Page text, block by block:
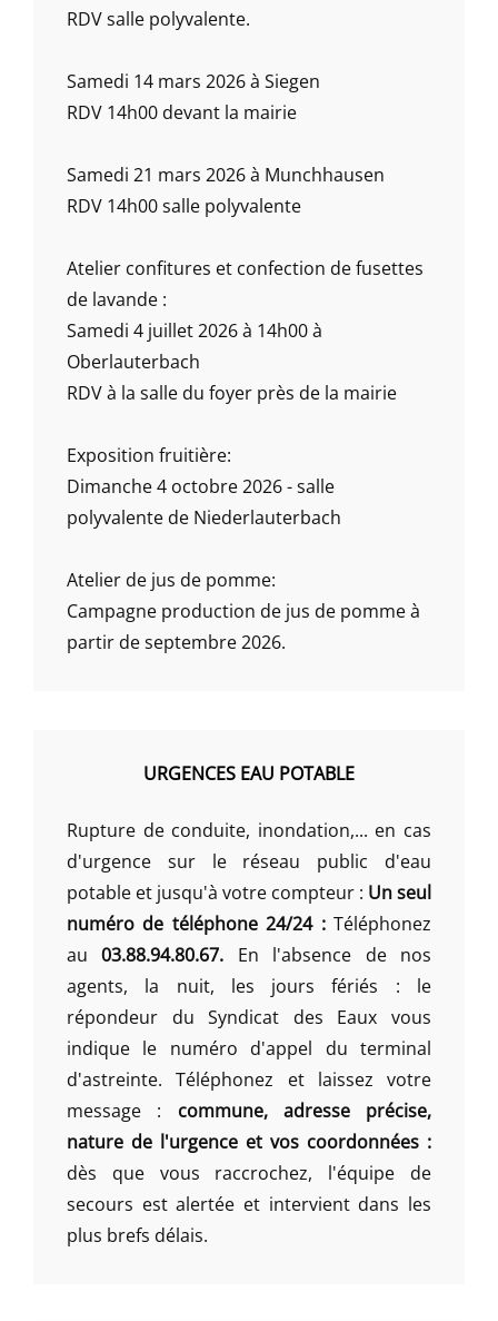
RDV salle polyvalente.
Samedi 14 mars 2026 à Siegen
RDV 14h00 devant la mairie
Samedi 21 mars 2026 à Munchhausen
RDV 14h00 salle polyvalente
Atelier confitures et confection de fusettes
de lavande :
Samedi 4 juillet 2026 à 14h00 à
Oberlauterbach
RDV à la salle du foyer près de la mairie
Exposition fruitière:
Dimanche 4 octobre 2026 - salle
polyvalente de Niederlauterbach
Atelier de jus de pomme:
Campagne production de jus de pomme à
partir de septembre 2026.
URGENCES EAU POTABLE
Rupture de conduite, inondation,... en cas
d'urgence sur le réseau public d'eau
potable et jusqu'à votre compteur : Un seul
numéro de téléphone 24/24 :Téléphonez
au03.88.94.80.67. En l'absence de nos
agents, la nuit, les jours fériés : le
répondeur du Syndicat des Eaux vous
indique le numéro d'appel du terminal
d'astreinte. Téléphonez et laissez votre
message : commune, adresse précise,
nature de l'urgence et vos coordonnées :
dès que vous raccrochez, l'équipe de
secours est alertée et intervient dans les
plus brefs délais.